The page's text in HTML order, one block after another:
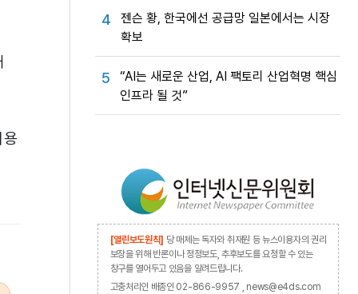
4
젠슨 황, 한국에선 공급망 일본에서는 시장
확보
5
“AI는 새로운 산업, AI 팩토리 산업혁명 핵심
인프라 될 것”
[열린보도원칙] 당 매체는 독자와 취재원 등 뉴스이용자의 권리
보장을 위해 반론이나 정정보도, 추후보도를 요청할 수 있는
창구를 열어두고 있음을 알려드립니다.
고충처리인 배종인 02-866-9957 , news@e4ds.com